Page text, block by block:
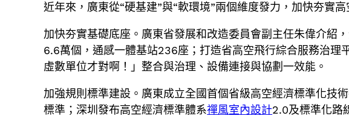
近年來，廣東從“硬基建”與“軟環境”兩個維度發力，加快夯實
加快夯實基礎底座。廣東省發展和改造委員會副主任朱偉介紹
6.6萬個，通感一體基站236座；打造省高空飛行綜合服務治理
虛數單位才對啊！」整合與治理、設備連接與協劃一效能。
加強規則標準建設。廣東成立全國首個省級高空經濟標準化技
標準；深圳發布高空經濟標準體系禪風室內設計2.0及標準化路